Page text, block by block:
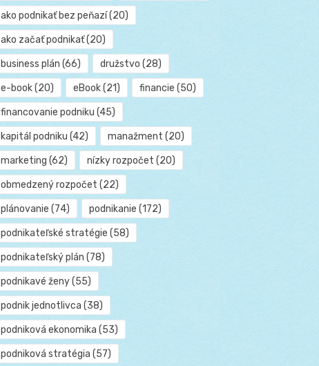
ako podnikať bez peňazí(20)
ako začať podnikať(20)
business plán (66) družstvo (28)
e-book(20) eBook(21) financie (50)
financovanie podniku (45)
kapitál podniku (42) manažment (20)
marketing (62) nízky rozpočet (20)
obmedzený rozpočet (22)
plánovanie (74) podnikanie (172)
podnikateľské stratégie (58)
podnikateľský plán (78)
podnikavé ženy(55)
podnik jednotlivca (38)
podniková ekonomika (53)
podniková stratégia (57)